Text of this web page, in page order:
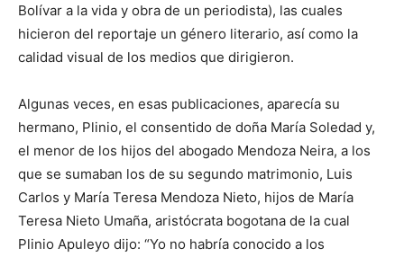
Bolívar a la vida y obra de un periodista), las cuales
hicieron del reportaje un género literario, así como la
calidad visual de los medios que dirigieron.
Algunas veces, en esas publicaciones, aparecía su
hermano, Plinio, el consentido de doña María Soledad y,
el menor de los hijos del abogado Mendoza Neira, a los
que se sumaban los de su segundo matrimonio, Luis
Carlos y María Teresa Mendoza Nieto, hijos de María
Teresa Nieto Umaña, aristócrata bogotana de la cual
Plinio Apuleyo dijo: “Yo no habría conocido a los